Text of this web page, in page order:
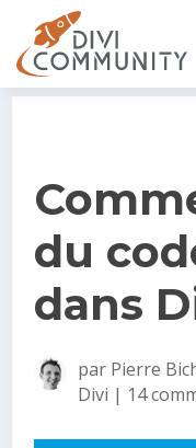
du
dans
par Pierre
Divi | 14